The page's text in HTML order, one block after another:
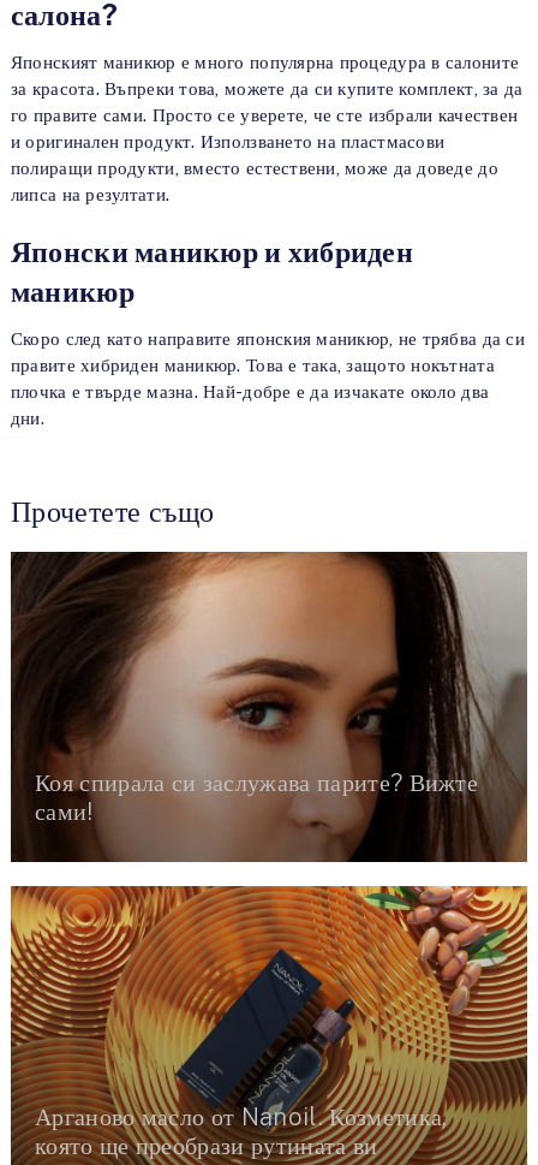
салона?
Японският маникюр е много популярна процедура в салоните
за красота. Въпреки това, можете да си купите комплект, за да
го правите сами. Просто се уверете, че сте избрали качествен
и оригинален продукт. Използването на пластмасови
полиращи продукти, вместо естествени, може да доведе до
липса на резултати.
Японски маникюр и хибриден
маникюр
Скоро след като направите японския маникюр, не трябва да си
правите хибриден маникюр. Това е така, защото нокътната
плочка е твърде мазна. Най-добре е да изчакате около два
дни.
Прочетете също
Коя спирала си заслужава парите? Вижте
сами!
Арганово масло от Nanoil. Козметика,
която ще преобрази рутината ви